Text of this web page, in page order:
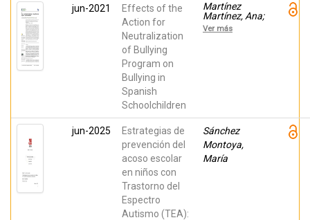
jun-2021
Effects of the
Action for
Neutralization
of Bullying
Program on
Bullying in
Spanish
Schoolchildren
Martínez
Martínez, Ana;
Pineda, David;
Galán,
Ver más
jun-2025
Estrategias de
prevención del
acoso escolar
en niños con
Trastorno del
Espectro
Autismo (TEA):
Sánchez
Montoya,
María